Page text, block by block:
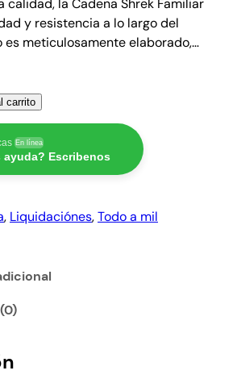
t
u
a
e
s
:
₡
1
0
.
calidad, la Cadena Shrek Familiar
y resistencia a lo largo del
es meticulosamente elaborado,…
carrito
En línea
ayuda? Escribenos
, Liquidaciónes, Todo a mil